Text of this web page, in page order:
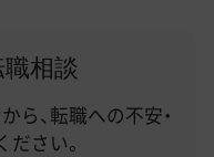
相談
ら、転職への不安・
さい。